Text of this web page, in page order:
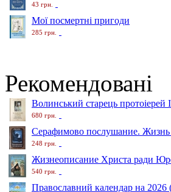
43 грн.
Мої посмертні пригоди
285 грн.
Рекомендовані
Волинський старець протоіерей
680 грн.
Серафимово послушание.
248 грн.
Жизнеописание Христа ради
540 грн.
Православний календар на